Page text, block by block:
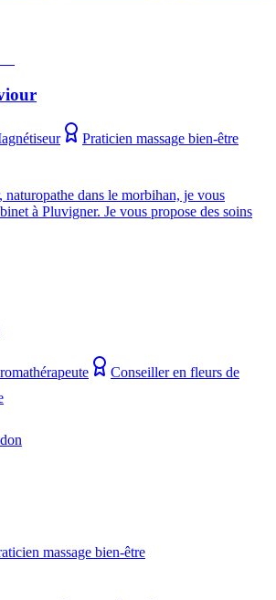
Praticien massage bien-être
dans le morbihan, je vous
à Pluvigner. Je vous propose des soins
Conseiller en fleurs de
massage bien-être